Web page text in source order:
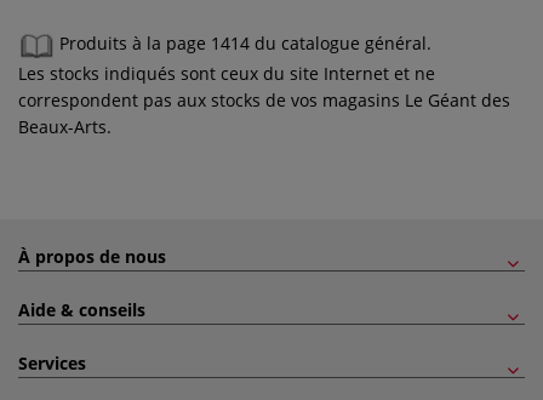
Produits à la page 1414 du catalogue général.
Les stocks indiqués sont ceux du site Internet et ne
correspondent pas aux stocks de vos magasins Le Géant des
Beaux-Arts.
À propos de nous
Aide & conseils
Services